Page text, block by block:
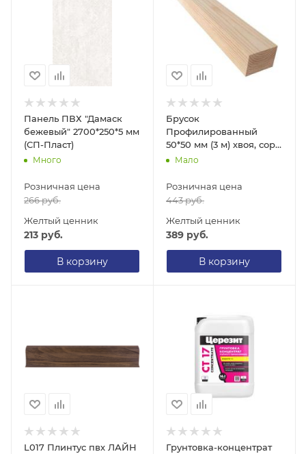
Панель ПВХ "Дамаск
бежевый" 2700*250*5 мм
(СП-Пласт)
Много
Розничная цена
266руб.
Желтый ценник
213 руб.
В корзину
Брусок
Профилированный
50*50 мм (3 м) хвоя, сорт
2 Мало
Розничная цена
443руб.
Желтый ценник
389 руб.
В корзину
L017 Плинтус пвх ЛАЙН
Грунтовка-концентрат